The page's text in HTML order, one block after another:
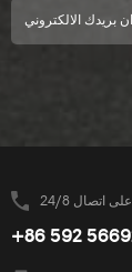
+86 592